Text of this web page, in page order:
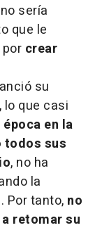
no sería
que le
crear
su
que casi
época en la
todos sus
, no ha
la
Por tanto, no
retomar su